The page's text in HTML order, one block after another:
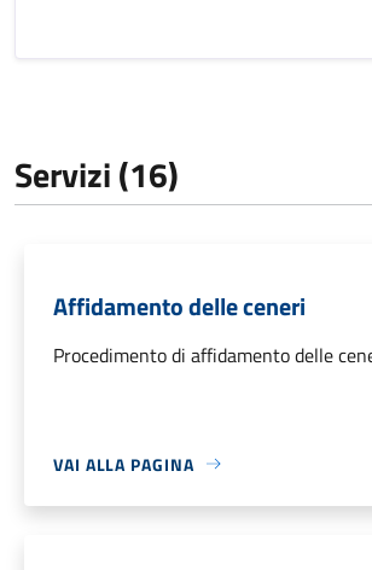
Servizi (16)
Affidamento delle ceneri
Procedimento di affidamento delle
VAI ALLA PAGINA